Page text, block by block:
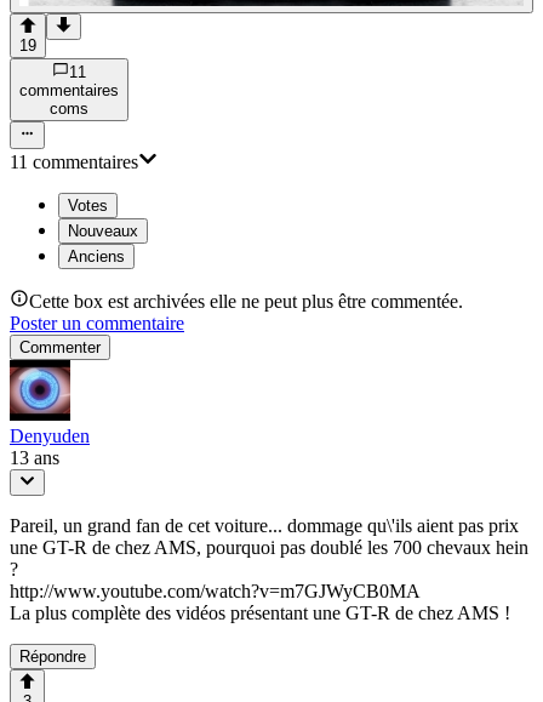
19
11
commentaires
coms
11 commentaires
Votes
Nouveaux
Anciens
Cette box est archivées elle ne peut plus être commentée.
Poster un commentaire
Commenter
Denyuden
13 ans
Pareil, un grand fan de cet voiture... dommage qu\'ils aient pas prix
une GT-R de chez AMS, pourquoi pas doublé les 700 chevaux hein
?
http://www.youtube.com/watch?v=m7GJWyCB0MA
La plus complète des vidéos présentant une GT-R de chez AMS !
Répondre